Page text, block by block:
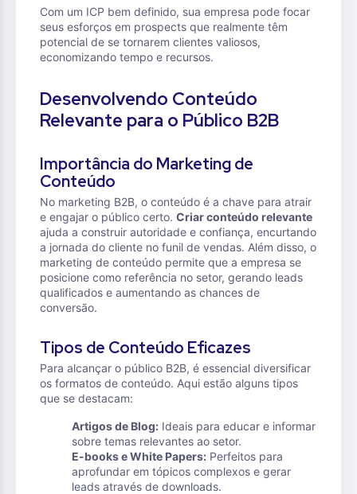
Com um ICP bem definido, sua empresa pode focar
seus esforços em prospects que realmente têm
potencial de se tornarem clientes valiosos,
economizando tempo e recursos.
Desenvolvendo Conteúdo
Relevante para o Público B2B
Importância do Marketing de
Conteúdo
No marketing B2B, o conteúdo é a chave para atrair
e engajar o público certo. Criar conteúdo relevante
ajuda a construir autoridade e confiança, encurtando
a jornada do cliente no funil de vendas. Além disso, o
marketing de conteúdo permite que a empresa se
posicione como referência no setor, gerando leads
qualificados e aumentando as chances de
conversão.
Tipos de Conteúdo Eficazes
Para alcançar o público B2B, é essencial diversificar
os formatos de conteúdo. Aqui estão alguns tipos
que se destacam:
Artigos de Blog: Ideais para educar e informar
sobre temas relevantes ao setor.
E-books e White Papers: Perfeitos para
aprofundar em tópicos complexos e gerar
leads através de downloads.